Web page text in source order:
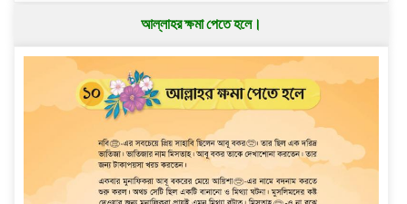
আল্লাহর ক্ষমা পেতে হলে।